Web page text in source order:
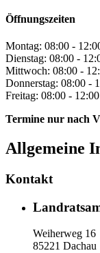
Öffnungszeiten
Montag: 08:00 -
Dienstag: 08:00 -
Mittwoch: 08:00 -
Donnerstag: 08:00 -
Freitag: 08:00 -
Termine nur nach
Allgemeine
Kontakt
Weiherweg 16
85221 Dachau